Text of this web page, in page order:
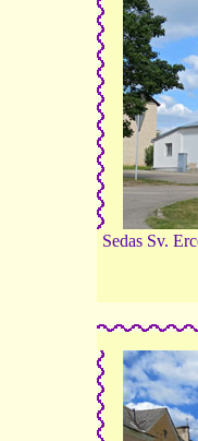
Sedas Sv.